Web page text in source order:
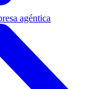
agéntica